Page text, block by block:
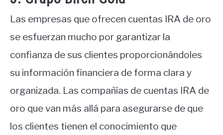
Las empresas que ofrecen cuentas IRA de oro
se esfuerzan mucho por garantizar la
confianza de sus clientes proporcionándoles
su información financiera de forma clara y
organizada. Las compañías de cuentas IRA de
oro que van más allá para asegurarse de que
los clientes tienen el conocimiento que